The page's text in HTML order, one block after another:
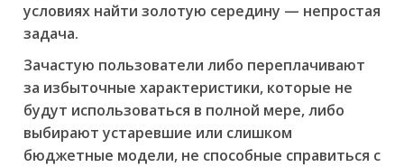
условиях найти золотую середину — непростая
задача.
Зачастую пользователи либо переплачивают
за избыточные характеристики, которые не
будут использоваться в полной мере, либо
выбирают устаревшие или слишком
бюджетные модели, не способные справиться с